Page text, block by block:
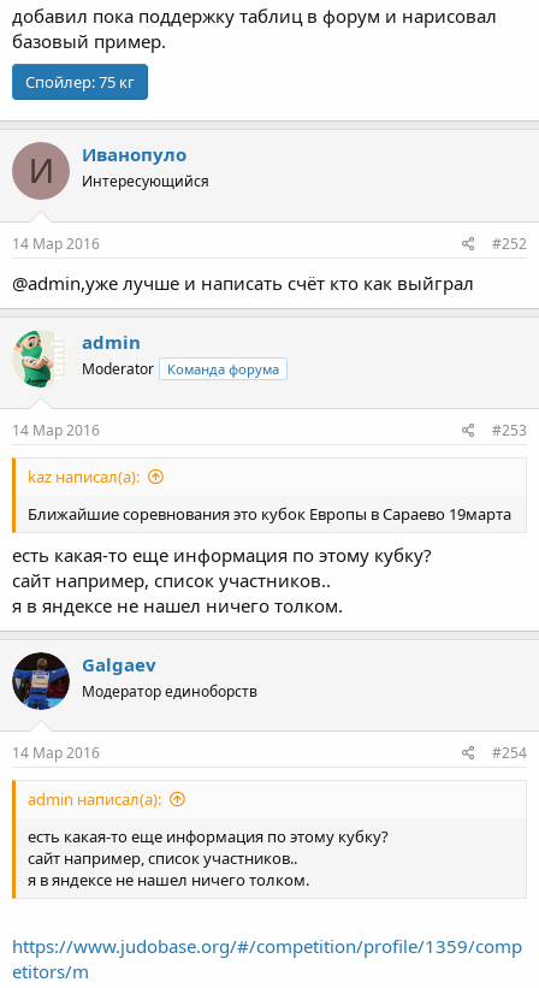
добавил пока поддержку таблиц в форум и нарисовал
базовый пример.
Спойлер:75 кг
И Иванопуло
Интересующийся
14 Мар 2016 #252
@admin,уже лучше и написать счёт кто как выйграл
admin
Moderator Команда форума
14 Мар 2016 #253
kaz написал(а):
Ближайшие соревнования это кубок Европы в Сараево 19марта
есть какая-то еще информация по этому кубку?
сайт например, список участников..
я в яндексе не нашел ничего толком.
Galgaev
Модератор единоборств
14 Мар 2016 #254
admin написал(а):
есть какая-то еще информация по этому кубку?
сайт например, список участников..
я в яндексе не нашел ничего толком.
https://www.judobase.org/#/competition/profile/1359/comp
etitors/m